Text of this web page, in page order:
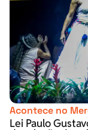
Acontece no
Lei Paulo